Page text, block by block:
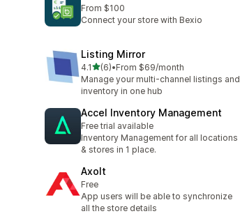
From $100
Connect your store with Bexio
Listing Mirror
4.1เต็ม 5 ดาว
(6)
ทั้งหมด 6 รีวิว
•From $69/month
Manage your multi-channel listings and
inventory in one hub
Accel Inventory Management
Free trial available
Inventory Management for all locations
& stores in 1 place.
Axolt
Free
App users will be able to synchronize
all the store details